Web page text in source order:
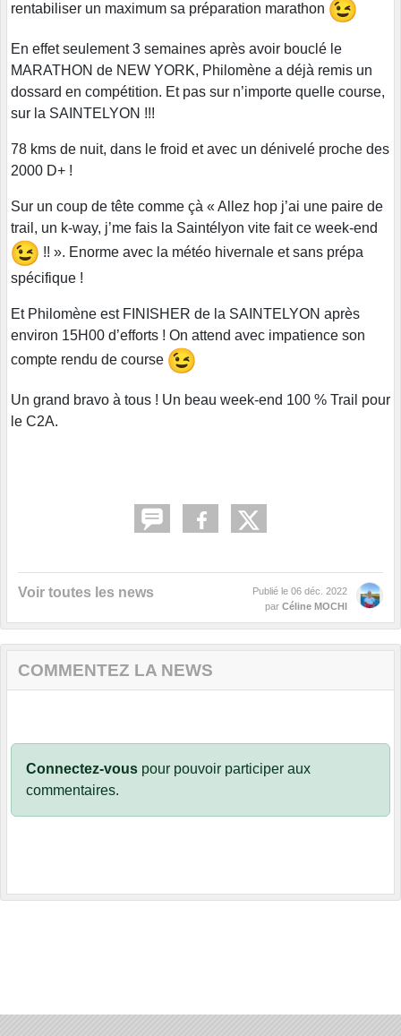
rentabiliser un maximum sa préparation marathon
En effet seulement 3 semaines après avoir bouclé le
MARATHON de NEW YORK, Philomène a déjà remis un
dossard en compétition. Et pas sur n’importe quelle course,
sur la SAINTELYON !!!
78 kms de nuit, dans le froid et avec un dénivelé proche des
2000 D+ !
Sur un coup de tête comme çà « Allez hop j’ai une paire de
trail, un k-way, j’me fais la Saintélyon vite fait ce week-end
!! ». Enorme avec la météo hivernale et sans prépa
spécifique !
Et Philomène est FINISHER de la SAINTELYON après
environ 15H00 d’efforts ! On attend avec impatience son
compte rendu de course
Un grand bravo à tous ! Un beau week-end 100 % Trail pour
le C2A.
Voir toutes les news Publié le 06 déc. 2022
par Céline MOCHI
COMMENTEZ LA NEWS
Connectez-vous pour pouvoir participer aux
commentaires.